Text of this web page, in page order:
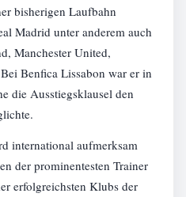
bisherigen Laufbahn
Madrid unter anderem auch
Manchester United,
Benfica Lissabon war er in
die Ausstiegsklausel den
international aufmerksam
der prominentesten Trainer
erfolgreichsten Klubs der